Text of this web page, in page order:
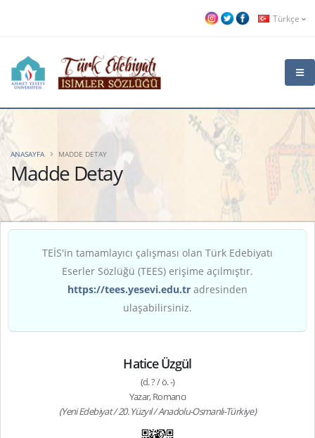
Türkçe
Madde Detay
ANASAYFA MADDE DETAY
TEİS'in tamamlayıcı çalışması olan Türk Edebiyatı
Eserler Sözlüğü (TEES) erişime açılmıştır.
https://tees.yesevi.edu.tr adresinden
ulaşabilirsiniz.
Hatice Üzgül
(d. ? / ö. -)
Yazar, Romancı
(Yeni Edebiyat / 20. Yüzyıl / Anadolu-Osmanlı-Türkiye)